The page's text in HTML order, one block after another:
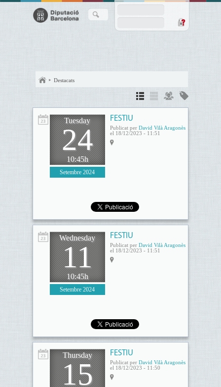
Destacats
Tuesday
24
10:45h
Setembre 2024
FESTIU
Publicat per David Vilà Aragonès
el 18/12/2023 - 11:51
Wednesday
11
10:45h
Setembre 2024
FESTIU
Publicat per David Vilà Aragonès
el 18/12/2023 - 11:51
Thursday
15
FESTIU
Publicat per David Vilà Aragonès
el 18/12/2023 - 11:50